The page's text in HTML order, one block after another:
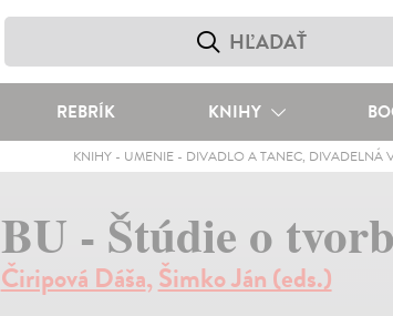
REBRÍK KNIHY
KNIHY - UMENIE - DIVADLO A TANEC, DIVADELNÁ
BU - Štúdie o
Čiripová Dáša,Šimko Ján (eds.)